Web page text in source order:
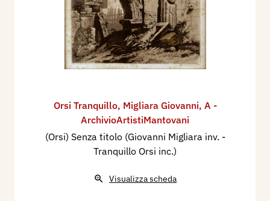
Orsi Tranquillo, Migliara Giovanni, A -
ArchivioArtistiMantovani
(Orsi) Senza titolo (Giovanni Migliara inv. -
Tranquillo Orsi inc.)
Visualizza scheda